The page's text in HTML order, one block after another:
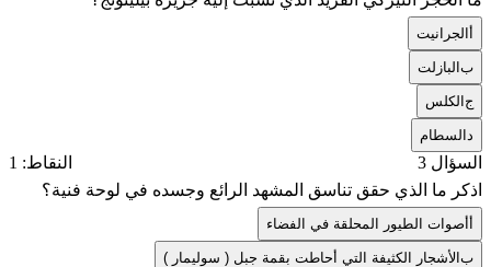
الجرانيت
بالبازلت
جالكلس
السطام
السؤال 3
النقاط: 1
اذكر ما الذي حقق تناسق المشهد الرائع وجسده في لوحة فنية؟
أصوات الطيور المحلقة في الفضاء
بالأشجار الكثيفة التي أحاطت بقمة جبل ( سوليمار )